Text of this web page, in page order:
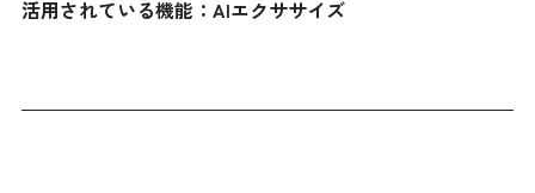
活用されている機能：AIエクササイズ